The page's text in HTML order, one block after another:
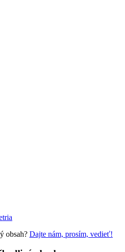
obsah? Dajte nám, prosím, vedieť!